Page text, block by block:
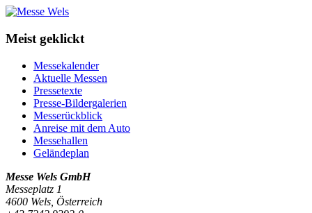
Meist geklickt
Messekalender
Aktuelle Messen
Pressetexte
Presse-Bildergalerien
Messerückblick
Anreise mit dem Auto
Messehallen
Geländeplan
Messe Wels GmbH
Messeplatz 1
4600 Wels, Österreich